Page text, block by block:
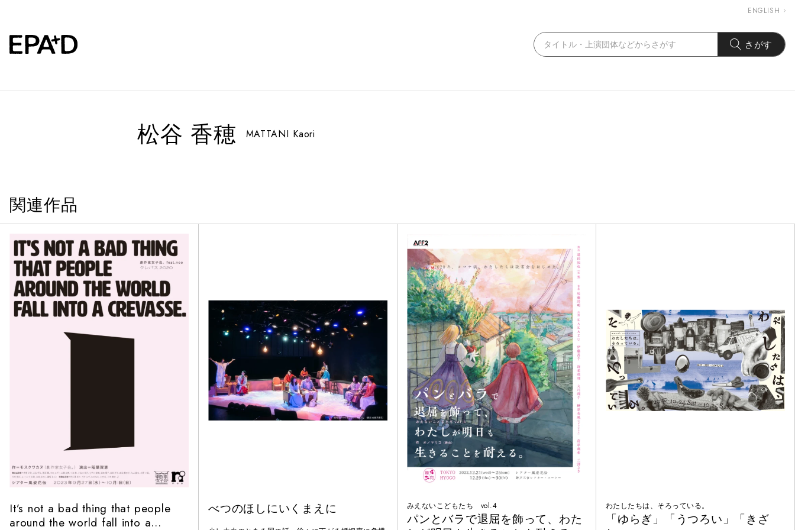
ENGLISH
さがす
松谷 香穂 MATTANI Kaori
関連作品
It’s not a bad thing that people
around the world fall into a
べつのほしにいくまえに みえないこどもたち vol.4
パンとバラで退屈を飾って、わた
わたしたちは、そろっている。
「ゆらぎ」「うつろい」「きざ